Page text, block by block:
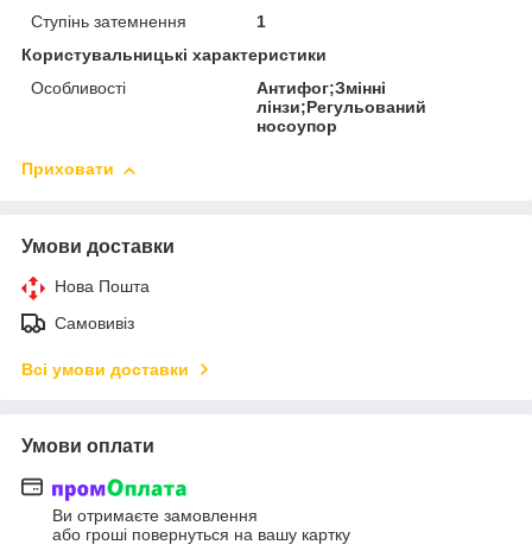
Ступінь затемнення
1
Користувальницькі характеристики
Особливості
Антифог;Змінні
лінзи;Регульований
носоупор
Приховати
Умови доставки
Нова Пошта
Самовивіз
Всі умови доставки
Умови оплати
Ви отримаєте замовлення
або гроші повернуться на вашу картку